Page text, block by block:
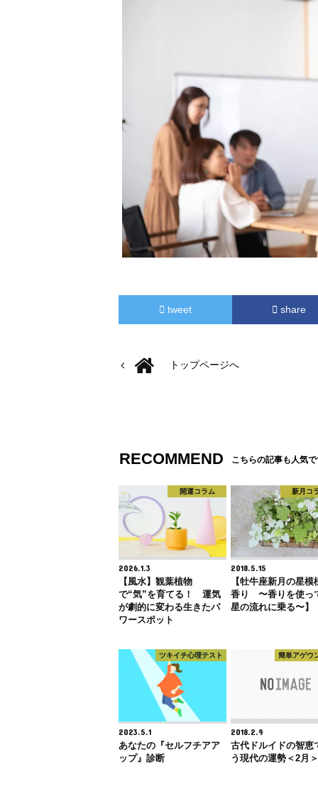
tweet share
トップページへ
RECOMMEND こちらの記事も人気
開運コラム
2026.1.3
【風水】観葉植物
で“気”を育てる！ 運気
が劇的に変わる生きたパ
ワースポット
新月コ
2018.5.15
【牡牛座新月の星模
香り 〜香りを使っ
星の流れに乗る〜】
ツキイチ心理テスト
2023.5.1
あなたの『セルフチアア
ップ』診断
簡単アゲウ
2018.2.9
古代ドルイドの智恵
う現代の運勢＜2月